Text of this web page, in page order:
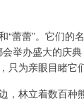
“蕾蕾”。它们的
举办盛大的庆
为亲眼目睹它
林立着数百